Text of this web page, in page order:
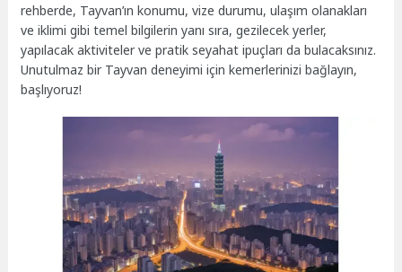
rehberde, Tayvan’ın konumu, vize durumu, ulaşım olanakları
ve iklimi gibi temel bilgilerin yanı sıra, gezilecek yerler,
yapılacak aktiviteler ve pratik seyahat ipuçları da bulacaksınız.
Unutulmaz bir Tayvan deneyimi için kemerlerinizi bağlayın,
başlıyoruz!